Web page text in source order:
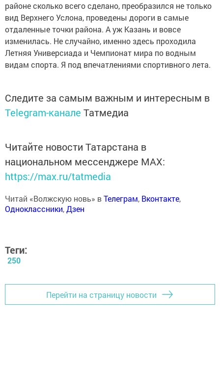
районе сколько всего сделано, преобразился не только
вид Верхнего Услона, проведены дороги в самые
отдаленные точки района. А уж Казань и вовсе
изменилась. Не случайно, именно здесь проходила
Летняя Универсиада и Чемпионат мира по водным
видам спорта. Я под впечатлениями спортивного лета.
Следите за самым важным и интересным в
Telegram-канале Татмедиа
Читайте новости Татарстана в
национальном мессенджере MАХ:
https://max.ru/tatmedia
Читай «Волжскую новь» вТелеграм, Вконтакте,
Одноклассники,Дзен
Теги:
250
Перейти на страницу новости